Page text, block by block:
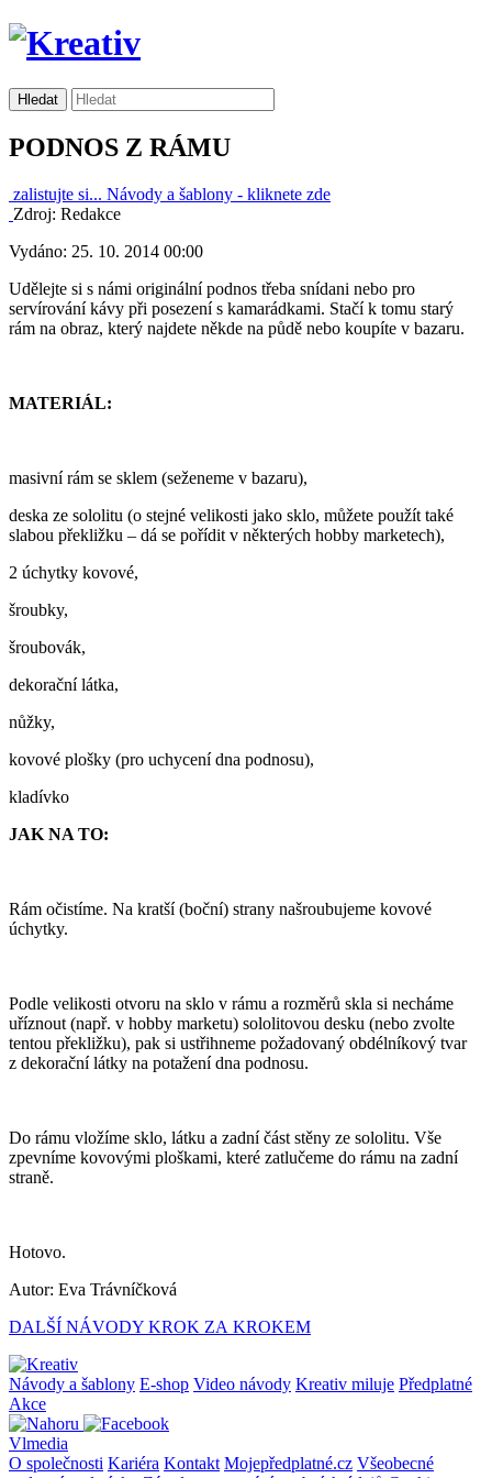
PODNOS Z RÁMU
zalistujte si... Návody a šablony - kliknete zde
Zdroj: Redakce
Vydáno: 25. 10. 2014 00:00
Udělejte si s námi originální podnos třeba snídani nebo pro
servírování kávy při posezení s kamarádkami. Stačí k tomu starý
rám na obraz, který najdete někde na půdě nebo koupíte v bazaru.
MATERIÁL:
masivní rám se sklem (seženeme v bazaru),
deska ze sololitu (o stejné velikosti jako sklo, můžete použít také
slabou překližku – dá se pořídit v některých hobby marketech),
2 úchytky kovové,
šroubky,
šroubovák,
dekorační látka,
nůžky,
kovové plošky (pro uchycení dna podnosu),
kladívko
JAK NA TO:
Rám očistíme. Na kratší (boční) strany našroubujeme kovové
úchytky.
Podle velikosti otvoru na sklo v rámu a rozměrů skla si necháme
uříznout (např. v hobby marketu) sololitovou desku (nebo zvolte
tentou překližku), pak si ustřihneme požadovaný obdélníkový tvar
z dekorační látky na potažení dna podnosu.
Do rámu vložíme sklo, látku a zadní část stěny ze sololitu. Vše
zpevníme kovovými ploškami, které zatlučeme do rámu na zadní
straně.
Hotovo.
Autor: Eva Trávníčková
DALŠÍ NÁVODY KROK ZA KROKEM
Návody a šablony E-shop Video návody Kreativ miluje Předplatné
Akce
Vlmedia
O společnosti Kariéra Kontakt Mojepředplatné.cz Všeobecné